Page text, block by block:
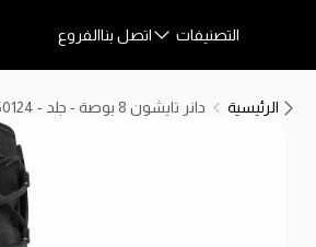
التصنيفات اتصل بناالفروع
الرئيسية دانر تايشون 8 بوصة - جلد - 50124